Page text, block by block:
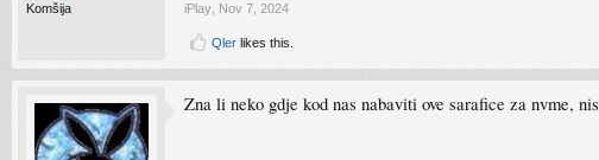
Komšija iPlay Nov 7, 2024
Qler likes this.
Zna li neko gdje kod nas nabaviti ove sarafice za nvme,